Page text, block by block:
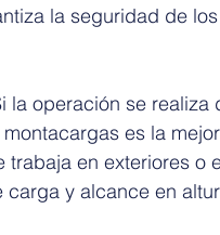
la seguridad de los
la operación se realiza
es la
en exteriores o
y alcance en